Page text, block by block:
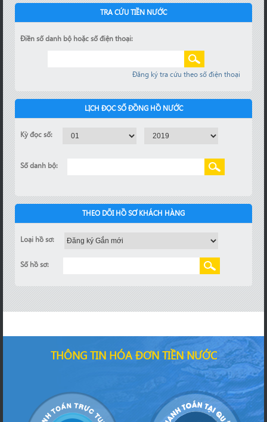
TRA CỨU TIỀN NƯỚC
Điền số danh bộ hoặc số điện thoại:
Đăng ký tra cứu theo số điện thoại
LỊCH ĐỌC SỐ ĐỒNG HỒ NƯỚC
Kỳ đọc số:
Số danh bộ:
THEO DÕI HỒ SƠ KHÁCH HÀNG
Loại hồ sơ:
Số hồ sơ:
THÔNG TIN HÓA ĐƠN TIỀN NƯỚC